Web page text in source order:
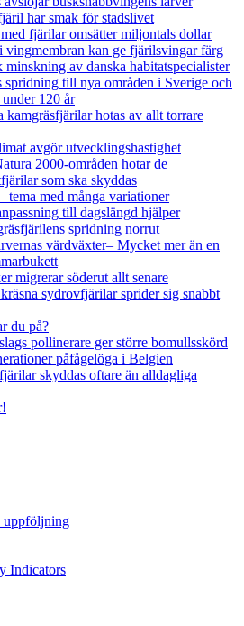
har smak för stadslivet
fjärilar omsätter miljontals dollar
vingmembran kan ge fjärilsvingar färg
minskning av danska habitatspecialister
spridning till nya områden i Sverige och
120 år
kamgräsfjärilar hotas av allt torrare
avgör utvecklingshastighet
2000-områden hotar de
som ska skyddas
tema med många variationer
till dagslängd hjälper
spridning norrut
värdväxter– Mycket mer än en
migrerar söderut allt senare
sydrovfjärilar sprider sig snabbt
du på?
pollinerare ger större bomullsskörd
påfågelöga i Belgien
skyddas oftare än alldagliga
uppföljning
Indicators